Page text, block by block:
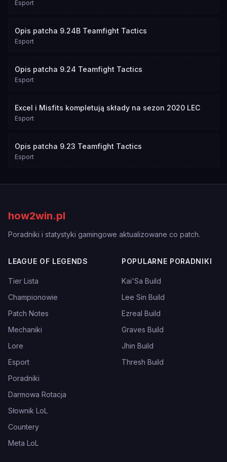
Esport
Opis patcha 9.24B Teamfight Tactics
Esport
Opis patcha 9.24 Teamfight Tactics
Esport
Excel i Misfits kompletują składy na sezon 2020 LEC
Esport
Opis patcha 9.23 Teamfight Tactics
Esport
how2win.pl
Poradniki i statystyki gamingowe aktualizowane co patch.
LEAGUE OF LEGENDS
Tier Lista
Championowie
Patch Notes
Mechaniki
Lore
Esport
Poradniki
Darmowa Rotacja
Słownik LoL
Countery
Meta LoL
POPULARNE PORADNIKI
Kai'Sa Build
Lee Sin Build
Ezreal Build
Graves Build
Jhin Build
Thresh Build